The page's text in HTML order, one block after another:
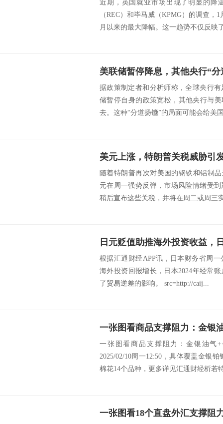
近期，英国就业市场出现了明显的降
（REC）和毕马威（KPMG）的调查，
月以来的最大降幅。这一趋势不仅反映
美联储暂停降息，其他央行“分
据政策制定者和分析师称，全球央行
储暂停自身的政策宽松，其他央行与
去。这种“分道扬镳”的局面可能会给美
随着特朗普再次对美国的钢铁和铝制
元在周一强势反弹，市场风险情绪受
稍后宣布这些关税，并将在周二或周三
根据汇通财经APP讯，日本财务省周
海外投资回报增长，日本2024年经常
了贸易逆差的影响。 src=http://caij...
一张图看商品支撑阻力：金银油气
2025/02/10周一12:50，具体覆盖金银
棉花14个品种，更多详见汇通财经析若